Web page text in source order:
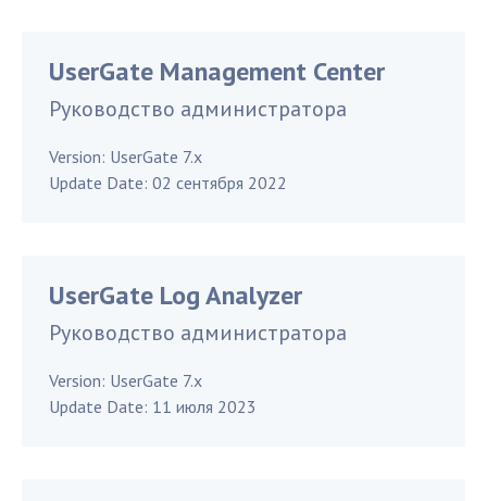
UserGate Management Center
Руководство администратора
Version: UserGate 7.x
Update Date: 02 сентября 2022
UserGate Log Analyzer
Руководство администратора
Version: UserGate 7.x
Update Date: 11 июля 2023